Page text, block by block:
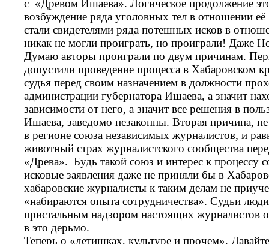
с «Древом Ишаева». Логическое продолжение
возбуждение ряда уголовных тел в отношении
стали свидетелями ряда потешных исков в
никак не могли проиграть, но проиграли! Даже
Думаю авторы проиграли по двум причинам.
допустили проведение процесса в Хабаровском
судья перед своим назначением в должности
администрации губернатора Ишаева, а значит
зависимости от него, а значит все решения в
Ишаева, заведомо незаконны. Вторая причина, не
в регионе союза независимых журналистов, и
животный страх журналистского сообщества
«Древа». Будь такой союз и интерес к процессу
исковые заявления даже не приняли бы в
хабаровские журналисты к таким делам не
«набираются опыта сотрудничества». Судьи
пристальным надзором настоящих журналистов
в это дерьмо.
Теперь о «детишках, культуре и прочем».